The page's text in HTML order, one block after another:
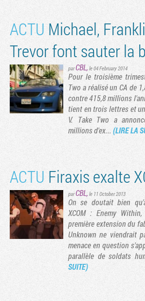
ACTU Michael,
Trevor font sauter la
parCBL, le 04 February 2014
Pour le troisième
Two a réalisé un CA de
contre 415,8 millions
tient en trois lettres et
V. Take Two a
millions d'ex... (LIRE LA
ACTU Firaxis exalte
parCBL, le 11 October 2013
On se doutait bien
XCOM : Enemy
première extension du
Unknown ne viendrait
menace en question
parallèle de soldats
SUITE)